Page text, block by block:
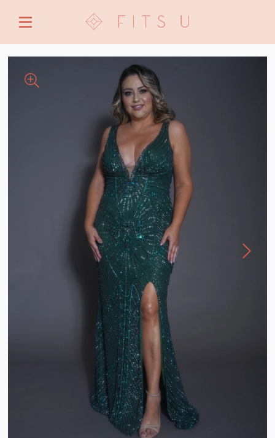
CRIAR NOVA CONTA